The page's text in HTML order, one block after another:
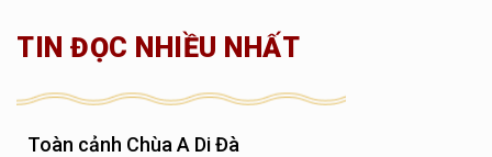
TIN ĐỌC NHIỀU NHẤT
Toàn cảnh Chùa A Di Đà